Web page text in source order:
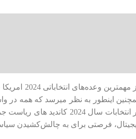
بر اساس گفته های
اینطور به نظر میرسد که همه در
چقدر قدرتمند است. وی افزود این احتمال میرود که
فرصتی برای به چالش‌کشیدن